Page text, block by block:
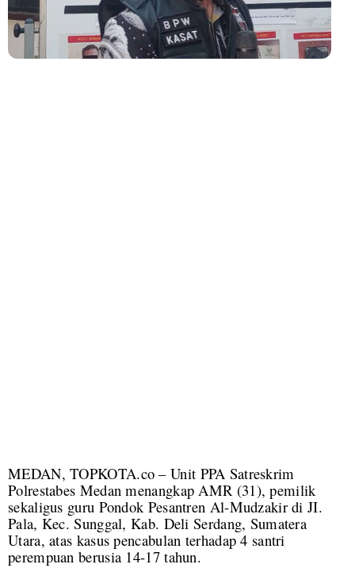
MEDAN, TOPKOTA.co – Unit PPA Satreskrim
Polrestabes Medan menangkap AMR (31), pemilik
sekaligus guru Pondok Pesantren Al-Mudzakir di JI.
Pala, Kec. Sunggal, Kab. Deli Serdang, Sumatera
Utara, atas kasus pencabulan terhadap 4 santri
perempuan berusia 14-17 tahun.